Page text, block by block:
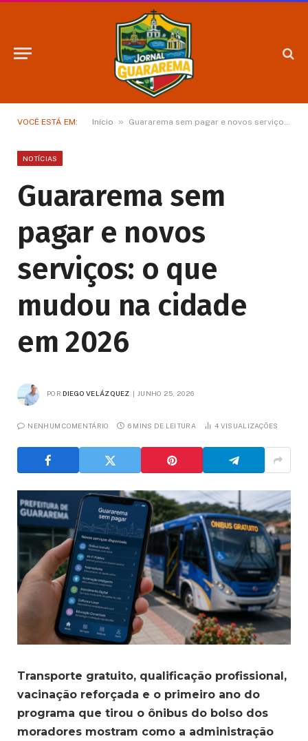
VOCÊ ESTÁ EM: Início » Guararema sem pagar e novos serviços: o que mudou na cidade em 2026
NOTÍCIAS
Guararema sem
pagar e novos
serviços: o que
mudou na cidade
em 2026
POR DIEGO VELÁZQUEZ JUNHO 25, 2026
NENHUM COMENTÁRIO 6 MINS DE LEITURA 4 VISUALIZAÇÕES
Transporte gratuito, qualificação profissional,
vacinação reforçada e o primeiro ano do
programa que tirou o ônibus do bolso dos
moradores mostram como a administração